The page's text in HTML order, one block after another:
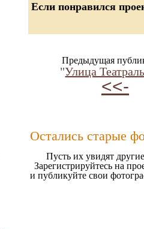
Если понравился
Предыдущая
"Улица
<<-
Остались старые
Пусть их увидят
Зарегистрируйтесь на
и публикуйте свои